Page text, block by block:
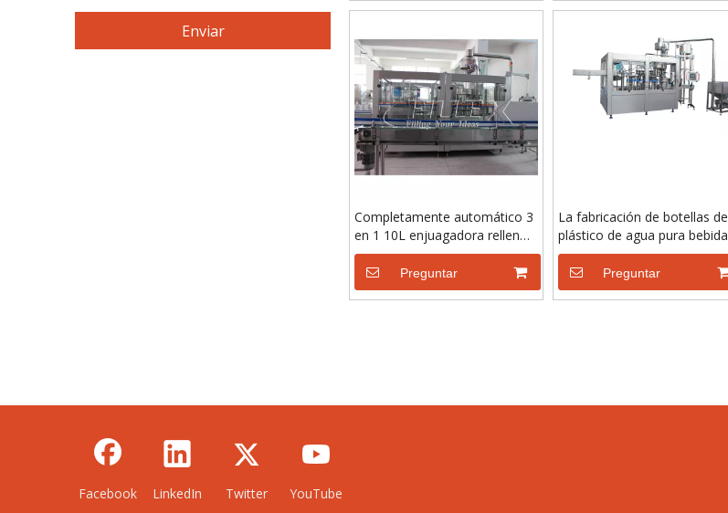
Enviar
Completamente automático 3
en 1 10L enjuagadora relleno
taponadora
Preguntar
La fabricación de botellas de
plástico de agua pura bebida
línea de llenado Sistema de
producciónPreguntar
Facebook LinkedIn Twitter YouTube